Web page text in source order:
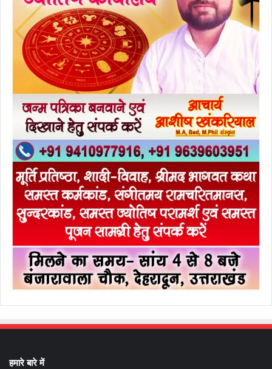
हमारे बारे में